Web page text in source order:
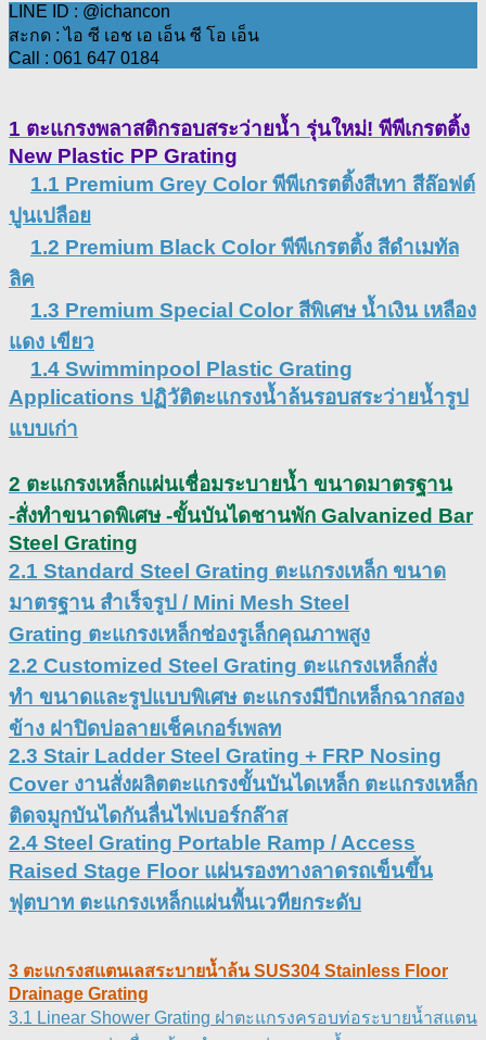
LINE ID : @ichancon
สะกด : ไอ ซี เอช เอ เอ็น ซี โอ เอ็น
Call : 061 647 0184
1 ตะแกรงพลาสติกรอบสระว่ายน้ำ รุ่นใหม่! พีพีเกรตติ้ง
New Plastic PP Grating
1.1 Premium Grey Color พีพีเกรตติ้งสีเทา สีล๊อฟต์
ปูนเปลือย
1.2 Premium Black Color พีพีเกรตติ้ง สีดำเมทัล
ลิค
1.3 Premium Special Color สีพิเศษ น้ำเงิน เหลือง
แดง เขียว
1.4 Swimminpool Plastic Grating
Applications ปฏิวัติตะแกรงน้ำล้นรอบสระว่ายน้ำรูป
แบบเก่า
2 ตะแกรงเหล็กแผ่นเชื่อมระบายน้ำ ขนาดมาตรฐาน
-สั่งทำขนาดพิเศษ -ขั้นบันไดชานพัก Galvanized Bar
Steel Grating
2.1 Standard Steel Grating ตะแกรงเหล็ก ขนาด
มาตรฐาน สำเร็จรูป / Mini Mesh Steel
Grating ตะแกรงเหล็กช่องรูเล็กคุณภาพสูง
2.2 Customized Steel Grating ตะแกรงเหล็กสั่ง
ทำ ขนาดและรูปแบบพิเศษ ตะแกรงมีปีกเหล็กฉากสอง
ข้าง ฝาปิดบ่อลายเช็คเกอร์เพลท
2.3 Stair Ladder Steel Grating + FRP Nosing
Cover งานสั่งผลิตตะแกรงขั้นบันไดเหล็ก ตะแกรงเหล็ก
ติดจมูกบันไดกันลื่นไฟเบอร์กล๊าส
2.4 Steel Grating Portable Ramp / Access
Raised Stage Floor แผ่นรองทางลาดรถเข็นขึ้น
ฟุตบาท ตะแกรงเหล็กแผ่นพื้นเวทียกระดับ
3 ตะแกรงสแตนเลสระบายน้ำล้น SUS304 Stainless Floor
Drainage Grating
3.1 Linear Shower Grating ฝาตะแกรงครอบท่อระบายน้ำสแตน